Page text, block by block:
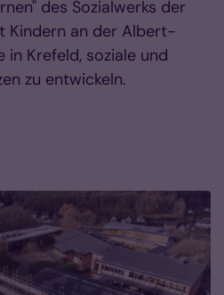
des Sozialwerks der
Kindern an der Albert-
in Krefeld, soziale und
zu entwickeln.